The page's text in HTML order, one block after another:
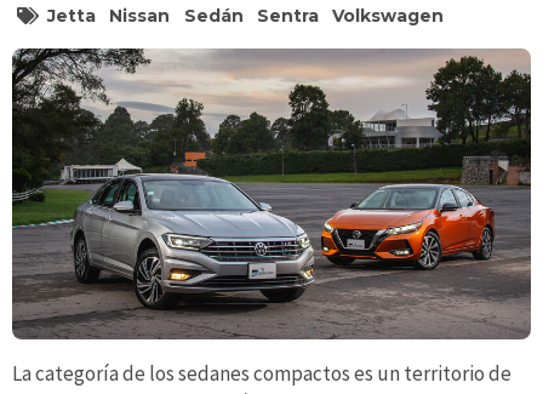
Jetta Nissan Sedán Sentra Volkswagen
La categoría de los sedanes compactos es un territorio de